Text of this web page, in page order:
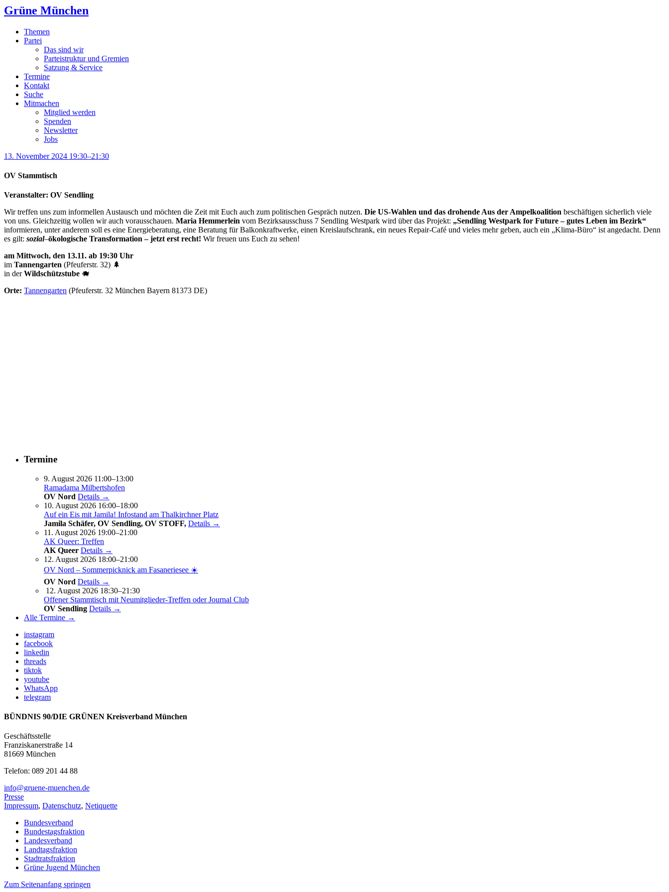
Grüne München
Themen
Partei
Das sind wir
Parteistruktur und Gremien
Satzung & Service
Termine
Kontakt
Suche
Mitmachen
Mitglied werden
Spenden
Newsletter
Jobs
13. November 2024 19:30–21:30
OV Stammtisch
Veranstalter: OV Sendling
Wir treffen uns zum informellen Austausch und möchten die Zeit mit Euch auch zum politischen Gespräch nutzen. Die US-Wahlen und das drohende Aus der Ampelkoalition beschäftigen sicherlich viele
von uns. Gleichzeitig wollen wir auch vorausschauen. Maria Hemmerlein vom Bezirksausschuss 7 Sendling Westpark wird über das Projekt: „Sendling Westpark for Future – gutes Leben im Bezirk“
informieren, unter anderem soll es eine Energieberatung, eine Beratung für Balkonkraftwerke, einen Kreislaufschrank, ein neues Repair-Café und vieles mehr geben, auch ein „Klima-Büro“ ist angedacht. Denn
es gilt: sozial–ökologische Transformation – jetzt erst recht! Wir freuen uns Euch zu sehen!
am Mittwoch, den 13.11. ab 19:30 Uhr
im Tannengarten (Pfeuferstr. 32) 🌲
in derWildschützstube 🐗
Orte: Tannengarten (Pfeuferstr. 32 München Bayern 81373 DE)
Termine
9. August 2026 11:00–13:00
Ramadama Milbertshofen
OV Nord Details →
10. August 2026 16:00–18:00
Auf ein Eis mit Jamila! Infostand am Thalkirchner Platz
Jamila Schäfer, OV Sendling, OV STOFF, Details →
11. August 2026 19:00–21:00
AK Queer: Treffen
AK Queer Details →
12. August 2026 18:00–21:00
OV Nord – Sommerpicknick am Fasaneriesee ☀️
OV Nord Details →
12. August 2026 18:30–21:30
Offener Stammtisch mit Neumitglieder-Treffen oder Journal Club
OV Sendling Details →
Alle Termine →
instagram
facebook
linkedin
threads
tiktok
youtube
WhatsApp
telegram
BÜNDNIS 90/DIE GRÜNEN Kreisverband München
Geschäftsstelle
Franziskanerstraße 14
81669 München
Telefon: 089 201 44 88
info@gruene-muenchen.de
Presse
Impressum, Datenschutz, Netiquette
Bundesverband
Bundestagsfraktion
Landesverband
Landtagsfraktion
Stadtratsfraktion
Grüne Jugend München
Zum Seitenanfang springen